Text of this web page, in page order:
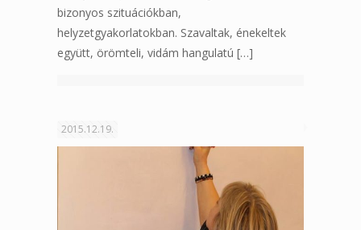
bizonyos szituációkban,
helyzetgyakorlatokban. Szavaltak, énekeltek
együtt, örömteli, vidám hangulatú […]
2015.12.19.